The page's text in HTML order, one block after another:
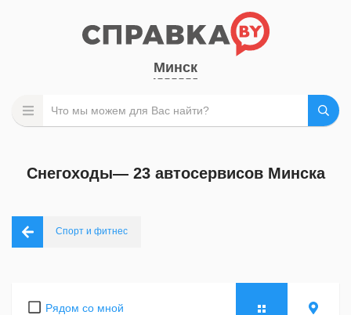
Минск
Снегоходы— 23 автосервисов Минска
Спорт и фитнес
Рядом со мной